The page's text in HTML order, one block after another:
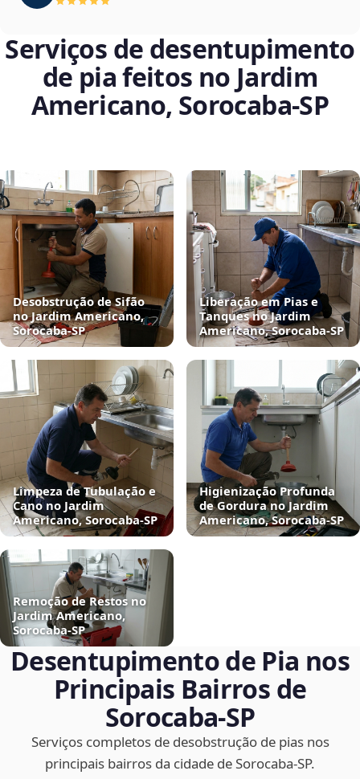
Serviços de desentupimento
de pia feitos no Jardim
Americano, Sorocaba‑SP
Desobstrução de Sifão
no Jardim Americano,
Sorocaba‑SP
Liberação em Pias e
Tanques no Jardim
Americano, Sorocaba‑SP
Limpeza de Tubulação e
Cano no Jardim
Americano, Sorocaba‑SP
Higienização Profunda
de Gordura no Jardim
Americano, Sorocaba‑SP
Remoção de Restos no
Jardim Americano,
Sorocaba‑SP
Desentupimento de Pia nos
Principais Bairros de
Sorocaba‑SP
Serviços completos de desobstrução de pias nos
principais bairros da cidade de Sorocaba‑SP.